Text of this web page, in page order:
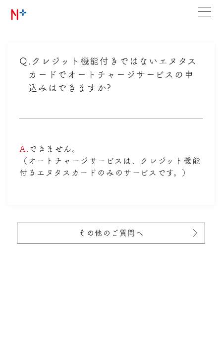
Q.
クレジット機能付きではないエヌタス
カードでオートチャージサービスの申
込みはできますか?
A.
できません。
（オートチャージサービスは、クレジット機能
付きエヌタスカードのみのサービスです。）
その他のご質問へ